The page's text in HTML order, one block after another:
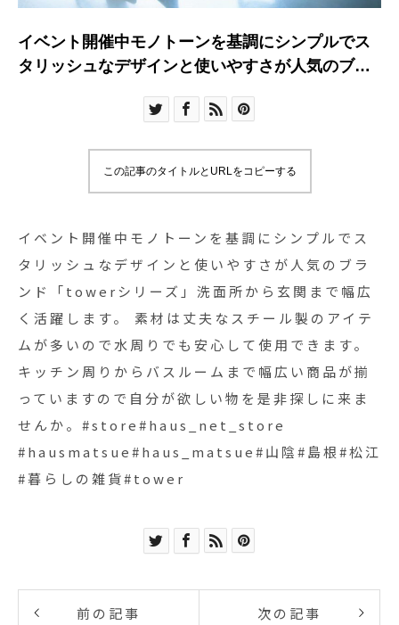
️イベント開催中️モノトーンを基調にシンプルでス
タリッシュなデザインと使いやすさが人気のブラ
活躍します。 素材は丈夫なスチール製のアイテム
ッチン周りからバスルームまで幅広い商品が揃っ
#hausmatsue#haus_matsue#山陰#島根#松江#暮
らしの雑貨#tower
この記事のタイトルとURLをコピーする
イベント開催中️モノトーンを基調にシンプルでス
タリッシュなデザインと使いやすさが人気のブラ
ンド「towerシリーズ」洗面所から玄関まで幅広
く活躍します。 素材は丈夫なスチール製のアイテ
ムが多いので水周りでも安心して使用できます。
キッチン周りからバスルームまで幅広い商品が揃
っていますので自分が欲しい物を是非探しに来ま
せんか。#store#haus_net_store
#hausmatsue#haus_matsue#山陰#島根#松江
#暮らしの雑貨#tower
前の記事 次の記事